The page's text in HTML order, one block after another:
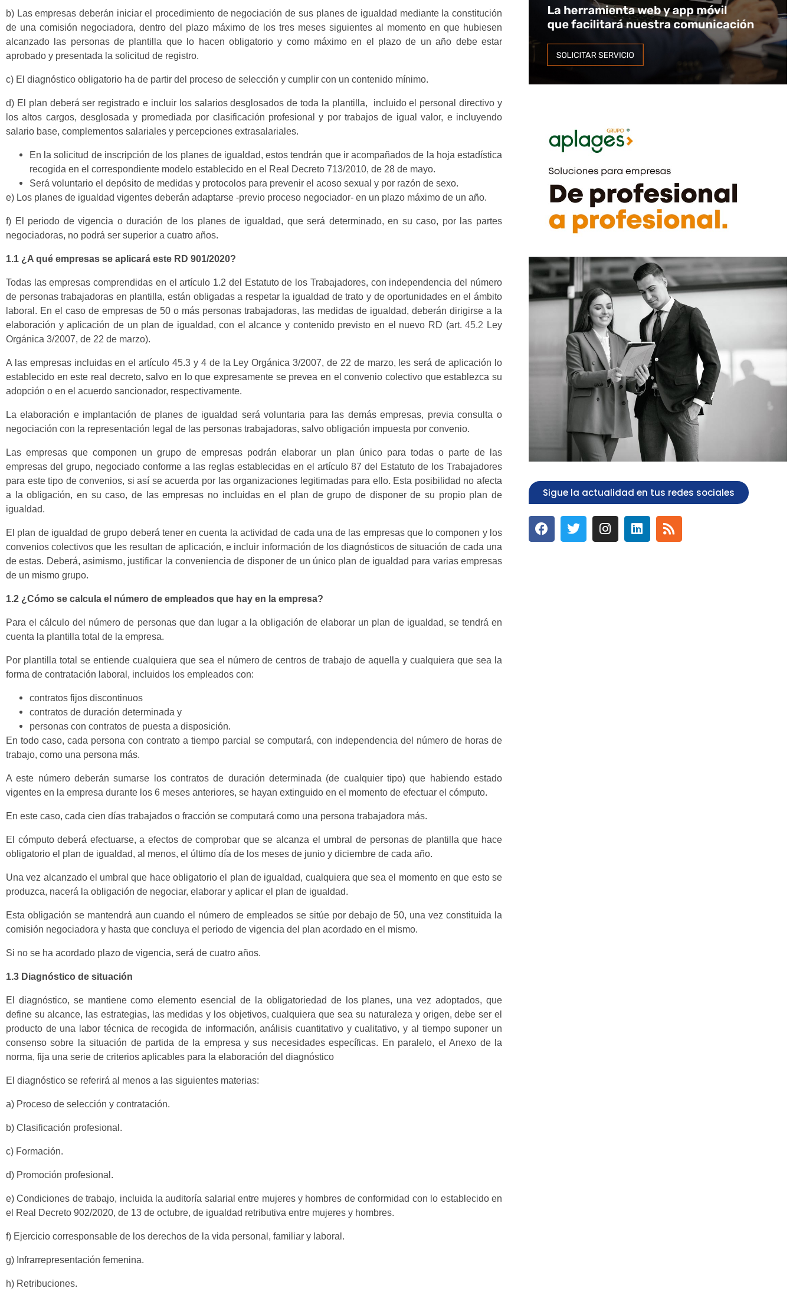
b) Las empresas deberán iniciar el procedimiento de negociación de sus planes de igualdad mediante la constitución
de una comisión negociadora, dentro del plazo máximo de los tres meses siguientes al momento en que hubiesen
alcanzado las personas de plantilla que lo hacen obligatorio y como máximo en el plazo de un año debe estar
aprobado y presentada la solicitud de registro.
c) El diagnóstico obligatorio ha de partir del proceso de selección y cumplir con un contenido mínimo.
d) El plan deberá ser registrado e incluir los salarios desglosados de toda la plantilla, incluido el personal directivo y
los altos cargos, desglosada y promediada por clasificación profesional y por trabajos de igual valor, e incluyendo
salario base, complementos salariales y percepciones extrasalariales.
En la solicitud de inscripción de los planes de igualdad, estos tendrán que ir acompañados de la hoja estadística
recogida en el correspondiente modelo establecido en el Real Decreto 713/2010, de 28 de mayo.
Será voluntario el depósito de medidas y protocolos para prevenir el acoso sexual y por razón de sexo.
e) Los planes de igualdad vigentes deberán adaptarse -previo proceso negociador- en un plazo máximo de un año.
f) El periodo de vigencia o duración de los planes de igualdad, que será determinado, en su caso, por las partes
negociadoras, no podrá ser superior a cuatro años.
1.1 ¿A qué empresas se aplicará este RD 901/2020?
Todas las empresas comprendidas en el artículo 1.2 del Estatuto de los Trabajadores, con independencia del número
de personas trabajadoras en plantilla, están obligadas a respetar la igualdad de trato y de oportunidades en el ámbito
laboral. En el caso de empresas de 50 o más personas trabajadoras, las medidas de igualdad, deberán dirigirse a la
elaboración y aplicación de un plan de igualdad, con el alcance y contenido previsto en el nuevo RD (art.45.2 Ley
Orgánica 3/2007, de 22 de marzo).
A las empresas incluidas en el artículo 45.3 y 4 de la Ley Orgánica 3/2007, de 22 de marzo, les será de aplicación lo
establecido en este real decreto, salvo en lo que expresamente se prevea en el convenio colectivo que establezca su
adopción o en el acuerdo sancionador, respectivamente.
La elaboración e implantación de planes de igualdad será voluntaria para las demás empresas, previa consulta o
negociación con la representación legal de las personas trabajadoras, salvo obligación impuesta por convenio.
Las empresas que componen un grupo de empresas podrán elaborar un plan único para todas o parte de las
empresas del grupo, negociado conforme a las reglas establecidas en el artículo 87 del Estatuto de los Trabajadores
para este tipo de convenios, si así se acuerda por las organizaciones legitimadas para ello. Esta posibilidad no afecta
a la obligación, en su caso, de las empresas no incluidas en el plan de grupo de disponer de su propio plan de
igualdad.
El plan de igualdad de grupo deberá tener en cuenta la actividad de cada una de las empresas que lo componen y los
convenios colectivos que les resultan de aplicación, e incluir información de los diagnósticos de situación de cada una
de estas. Deberá, asimismo, justificar la conveniencia de disponer de un único plan de igualdad para varias empresas
de un mismo grupo.
1.2 ¿Cómo se calcula el número de empleados que hay en la empresa?
Para el cálculo del número de personas que dan lugar a la obligación de elaborar un plan de igualdad, se tendrá en
cuenta la plantilla total de la empresa.
Por plantilla total se entiende cualquiera que sea el número de centros de trabajo de aquella y cualquiera que sea la
forma de contratación laboral, incluidos los empleados con:
contratos fijos discontinuos
contratos de duración determinada y
personas con contratos de puesta a disposición.
En todo caso, cada persona con contrato a tiempo parcial se computará, con independencia del número de horas de
trabajo, como una persona más.
A este número deberán sumarse los contratos de duración determinada (de cualquier tipo) que habiendo estado
vigentes en la empresa durante los 6 meses anteriores, se hayan extinguido en el momento de efectuar el cómputo.
En este caso, cada cien días trabajados o fracción se computará como una persona trabajadora más.
El cómputo deberá efectuarse, a efectos de comprobar que se alcanza el umbral de personas de plantilla que hace
obligatorio el plan de igualdad, al menos, el último día de los meses de junio y diciembre de cada año.
Una vez alcanzado el umbral que hace obligatorio el plan de igualdad, cualquiera que sea el momento en que esto se
produzca, nacerá la obligación de negociar, elaborar y aplicar el plan de igualdad.
Esta obligación se mantendrá aun cuando el número de empleados se sitúe por debajo de 50, una vez constituida la
comisión negociadora y hasta que concluya el periodo de vigencia del plan acordado en el mismo.
Si no se ha acordado plazo de vigencia, será de cuatro años.
1.3 Diagnóstico de situación
El diagnóstico, se mantiene como elemento esencial de la obligatoriedad de los planes, una vez adoptados, que
define su alcance, las estrategias, las medidas y los objetivos, cualquiera que sea su naturaleza y origen, debe ser el
producto de una labor técnica de recogida de información, análisis cuantitativo y cualitativo, y al tiempo suponer un
consenso sobre la situación de partida de la empresa y sus necesidades específicas. En paralelo, el Anexo de la
norma, fija una serie de criterios aplicables para la elaboración del diagnóstico
El diagnóstico se referirá al menos a las siguientes materias:
a) Proceso de selección y contratación.
b) Clasificación profesional.
c) Formación.
d) Promoción profesional.
e) Condiciones de trabajo, incluida la auditoría salarial entre mujeres y hombres de conformidad con lo establecido en
el Real Decreto 902/2020, de 13 de octubre, de igualdad retributiva entre mujeres y hombres.
f) Ejercicio corresponsable de los derechos de la vida personal, familiar y laboral.
g) Infrarrepresentación femenina.
h) Retribuciones.
Sigue la actualidad en tus redes sociales